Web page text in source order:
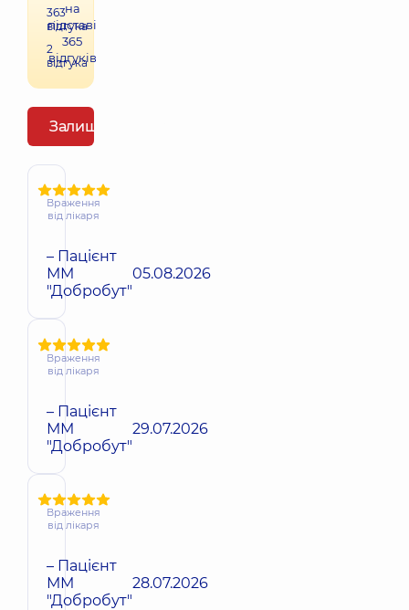
363
відгука
2
відгука
на
підставі
365
відгуків
Залишити відгук
Враження
від лікаря
– Пацієнт
ММ
"Добробут"
05.08.2026
Враження
від лікаря
– Пацієнт
ММ
"Добробут"
29.07.2026
Враження
від лікаря
– Пацієнт
ММ
"Добробут"
28.07.2026